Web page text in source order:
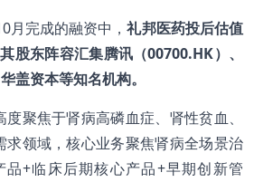
月完成的融资中，礼邦医药投后估值
股东阵容汇集腾讯（00700.HK）、
盖资本等知名机构。
聚焦于肾病高磷血症、肾性贫血、
求领域，核心业务聚焦肾病全场景治
品+临床后期核心产品+早期创新管